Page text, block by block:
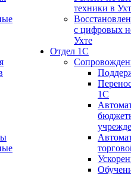
техники в
с цифровых
Ухте
Отдел 1С
1С